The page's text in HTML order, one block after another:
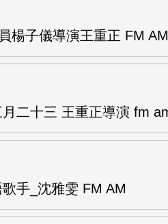
楊子儀導演王重正 FM
二十三 王重正導演 fm
手_沈雅雯 FM AM